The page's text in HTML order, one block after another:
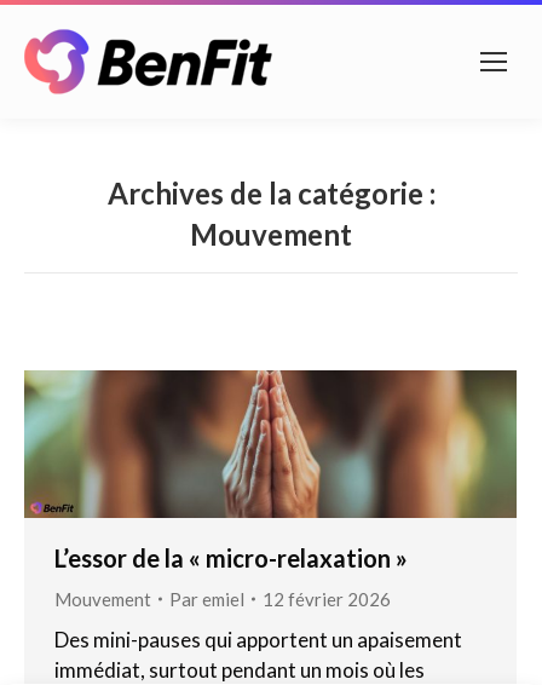
Archives de la catégorie :
Mouvement
L’essor de la « micro-relaxation »
Mouvement Paremiel 12 février 2026
Des mini-pauses qui apportent un apaisement
immédiat, surtout pendant un mois où les